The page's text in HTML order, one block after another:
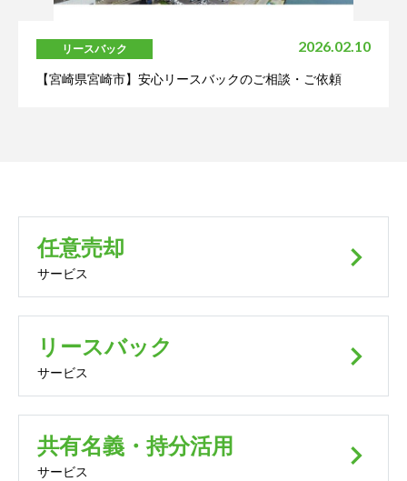
リースバック 2026.02.10
【宮崎県宮崎市】安心リースバックのご相談・ご依頼
任意売却
サービス keyboard_arrow_right
リースバック
サービス keyboard_arrow_right
共有名義・持分活用
サービス keyboard_arrow_right